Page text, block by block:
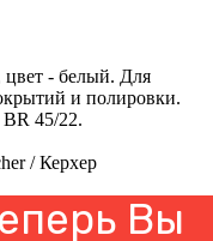
цвет - белый. Для
и полировки.
45/22.
/ Керхер
Вы